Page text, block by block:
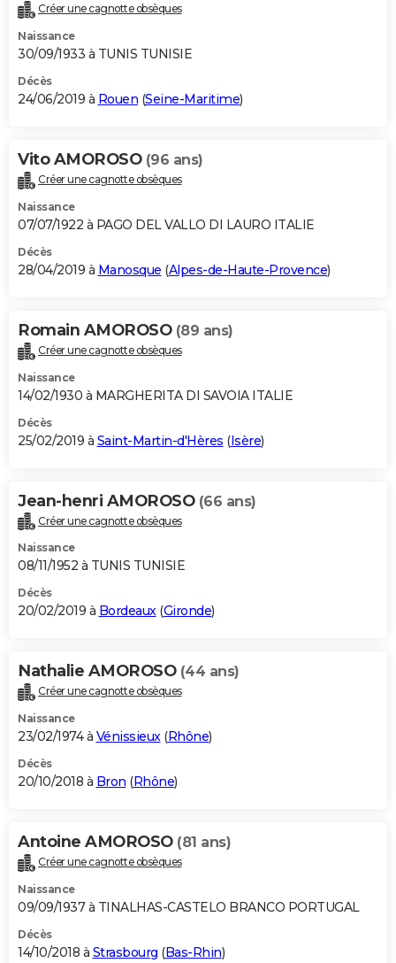
Créer une cagnotte obsèques
Naissance
30/09/1933 à TUNIS TUNISIE
Décès
24/06/2019 à Rouen (Seine-Maritime)
Vito AMOROSO (96 ans)
Créer une cagnotte obsèques
Naissance
07/07/1922 à PAGO DEL VALLO DI LAURO ITALIE
Décès
28/04/2019 à Manosque (Alpes-de-Haute-Provence)
Romain AMOROSO (89 ans)
Créer une cagnotte obsèques
Naissance
14/02/1930 à MARGHERITA DI SAVOIA ITALIE
Décès
25/02/2019 à Saint-Martin-d'Hères (Isère)
Jean-henri AMOROSO (66 ans)
Créer une cagnotte obsèques
Naissance
08/11/1952 à TUNIS TUNISIE
Décès
20/02/2019 à Bordeaux(Gironde)
Nathalie AMOROSO (44 ans)
Créer une cagnotte obsèques
Naissance
23/02/1974 à Vénissieux(Rhône)
Décès
20/10/2018 à Bron (Rhône)
Antoine AMOROSO (81 ans)
Créer une cagnotte obsèques
Naissance
09/09/1937 à TINALHAS-CASTELO BRANCO PORTUGAL
Décès
14/10/2018 à Strasbourg (Bas-Rhin)